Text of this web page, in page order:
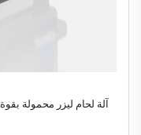
آلة لحام ليزر محمولة بقوة 1200 واط ومزودة بمصدر طاقة 220 فولت